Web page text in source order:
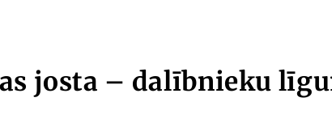
josta – dalībnieku